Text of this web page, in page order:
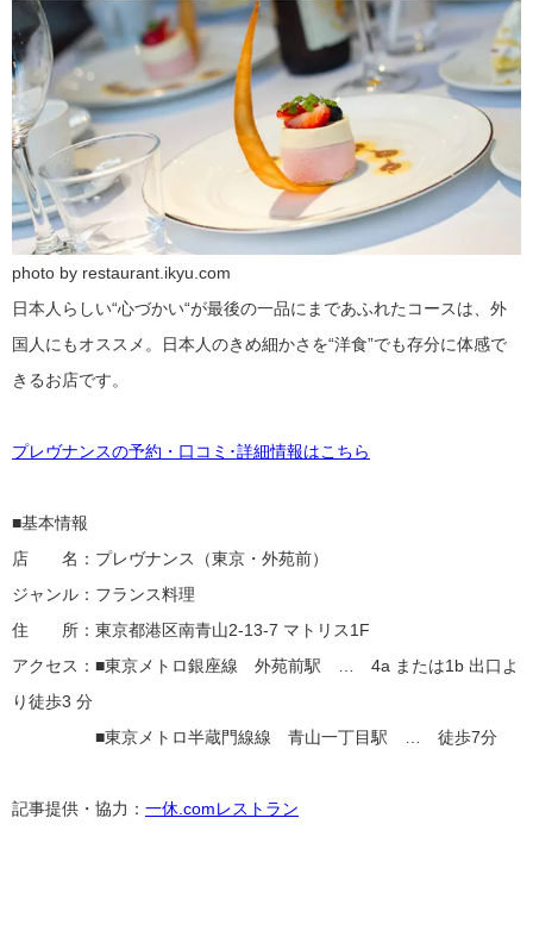
photo by restaurant.ikyu.com
日本人らしい“心づかい“が最後の一品にまであふれたコースは、外
国人にもオススメ。日本人のきめ細かさを“洋食”でも存分に体感で
きるお店です。
プレヴナンスの予約・口コミ･詳細情報はこちら
■基本情報
店 名：プレヴナンス（東京・外苑前）
ジャンル：フランス料理
住 所：東京都港区南青山2-13-7 マトリス1F
アクセス：■東京メトロ銀座線 外苑前駅 … 4a または1b 出口よ
り徒歩3 分
■東京メトロ半蔵門線線 青山一丁目駅 … 徒歩7分
記事提供・協力： 一休.comレストラン